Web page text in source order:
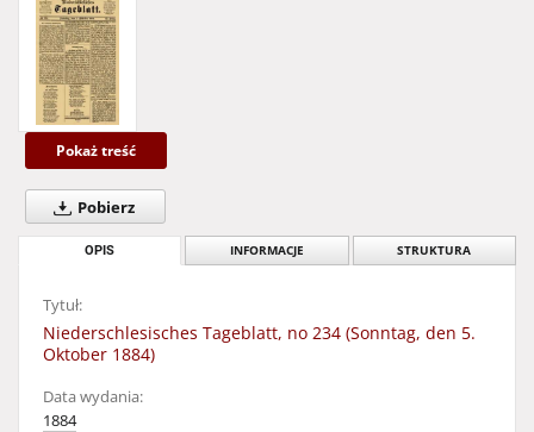
Pokaż treść
Pobierz
OPIS INFORMACJE STRUKTURA
Tytuł:
Niederschlesisches Tageblatt, no 234 (Sonntag, den 5.
Oktober 1884)
Data wydania:
1884